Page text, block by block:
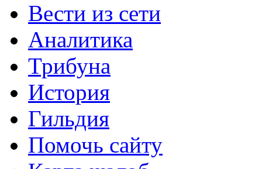
Вести из сети
Аналитика
Трибуна
История
Гильдия
Помочь сайту